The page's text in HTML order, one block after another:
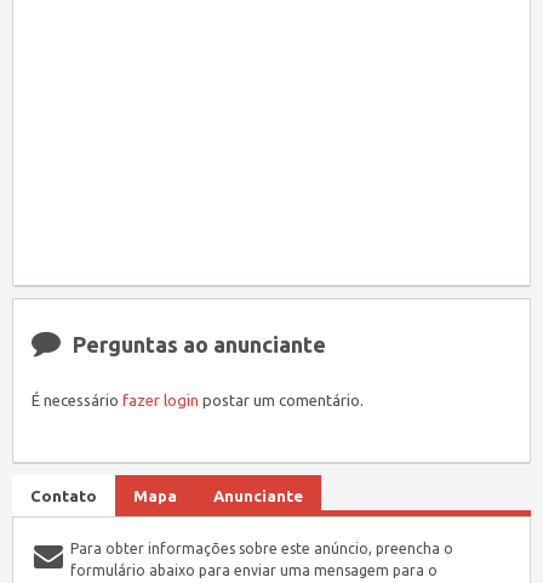
Perguntas ao anunciante
É necessário fazer login postar um comentário.
Contato Mapa Anunciante
Para obter informações sobre este anúncio, preencha o
formulário abaixo para enviar uma mensagem para o